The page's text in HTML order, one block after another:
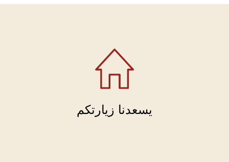
يسعدنا زيارتكم